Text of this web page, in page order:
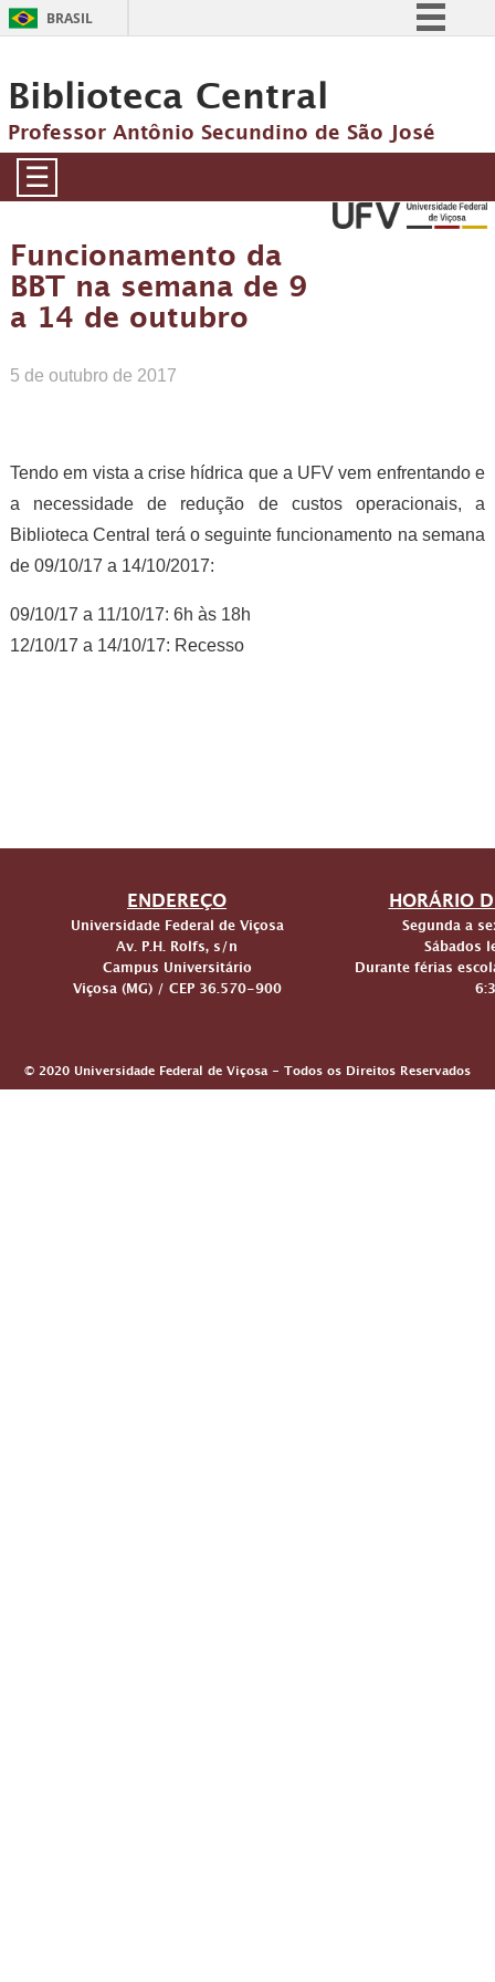
BRASIL
Comunica BR
Participe
Canais
Biblioteca Central
Professor Antônio Secundino de São José
☰
Funcionamento da
BBT na semana de 9
a 14 de outubro
5 de outubro de 2017
Tendo em vista a crise hídrica que a UFV vem enfrentando e
a necessidade de redução de custos operacionais, a
Biblioteca Central terá o seguinte funcionamento na semana
de 09/10/17 a 14/10/2017:
09/10/17 a 11/10/17: 6h às 18h
12/10/17 a 14/10/17: Recesso
ENDEREÇO
Universidade Federal de Viçosa
Av. P.H. Rolfs, s/n
Campus Universitário
Viçosa (MG) / CEP 36.570-900
HORÁRIO
Segunda a
Sábados
Durante férias
© 2020 Universidade Federal de Viçosa - Todos os Direitos Reservados